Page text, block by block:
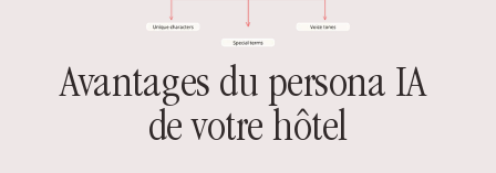
Avantages du persona IA
de votre hôtel